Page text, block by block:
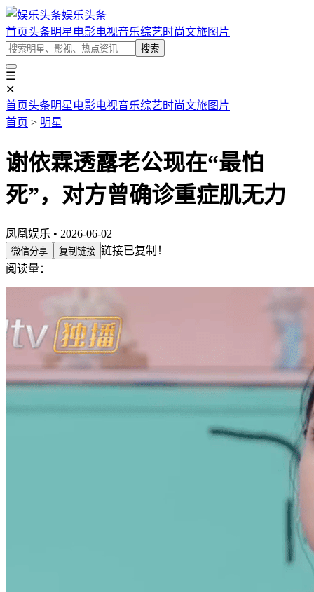
娱乐头条
首页头条明星 电影电视音乐综艺时尚文旅图片
搜索
☰
✕
首页头条明星 电影电视音乐综艺时尚文旅图片
首页 > 明星
谢依霖透露老公现在“最怕
死”，对方曾确诊重症肌无力
凤凰娱乐 • 2026-06-02
微信分享 复制链接 链接已复制！
阅读量：